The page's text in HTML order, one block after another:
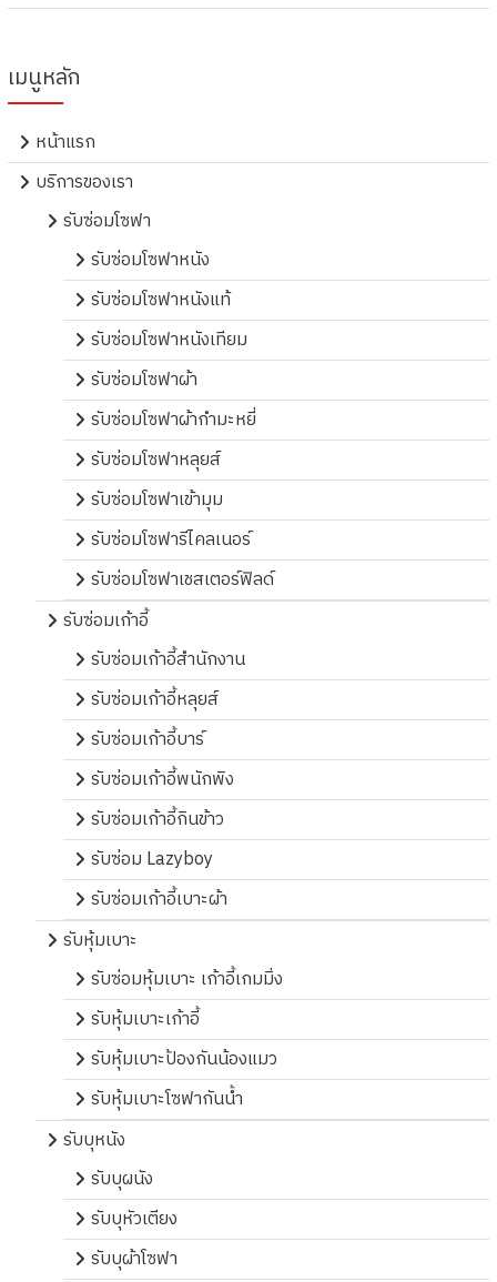
เมนูหลัก
หน้าแรก
บริการของเรา
รับซ่อมโซฟา
รับซ่อมโซฟาหนัง
รับซ่อมโซฟาหนังแท้
รับซ่อมโซฟาหนังเทียม
รับซ่อมโซฟาผ้า
รับซ่อมโซฟาผ้ากำมะหยี่
รับซ่อมโซฟาหลุยส์
รับซ่อมโซฟาเข้ามุม
รับซ่อมโซฟารีไคลเนอร์
รับซ่อมโซฟาเชสเตอร์ฟิลด์
รับซ่อมเก้าอี้
รับซ่อมเก้าอี้สำนักงาน
รับซ่อมเก้าอี้หลุยส์
รับซ่อมเก้าอี้บาร์
รับซ่อมเก้าอี้พนักพิง
รับซ่อมเก้าอี้กินข้าว
รับซ่อม Lazyboy
รับซ่อมเก้าอี้เบาะผ้า
รับหุ้มเบาะ
รับซ่อมหุ้มเบาะ เก้าอี้เกมมิ่ง
รับหุ้มเบาะเก้าอี้
รับหุ้มเบาะป้องกันน้องแมว
รับหุ้มเบาะโซฟากันน้ำ
รับบุหนัง
รับบุผนัง
รับบุหัวเตียง
รับบุผ้าโซฟา